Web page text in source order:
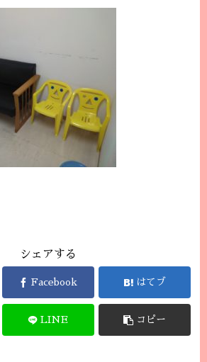
シェアする
Facebook はてブ
LINE コピー